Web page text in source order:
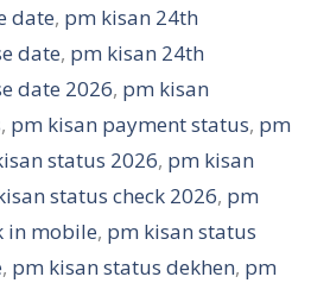
date, pm kisan 24th
date, pm kisan 24th
date 2026, pm kisan
, pm kisan payment status, pm
status 2026, pm kisan
status check 2026, pm
in mobile, pm kisan status
, pm kisan status dekhen, pm